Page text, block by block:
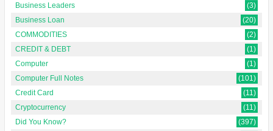
Business Leaders
(3)
Business Loan
(20)
COMMODITIES
(2)
CREDIT & DEBT
(1)
Computer
(1)
Computer Full Notes
(101)
Credit Card
(11)
Cryptocurrency
(11)
Did You Know?
(397)